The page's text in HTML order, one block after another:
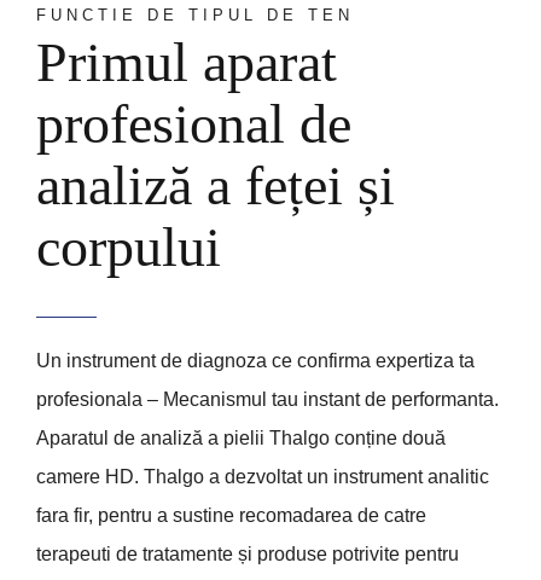
FUNCTIE DE TIPUL DE TEN
Primul aparat
profesional de
analiză a feței și
corpului
Un instrument de diagnoza ce confirma expertiza ta
profesionala – Mecanismul tau instant de performanta.
Aparatul de analiză a pielii Thalgo conține două
camere HD. Thalgo a dezvoltat un instrument analitic
fara fir, pentru a sustine recomadarea de catre
terapeuti de tratamente și produse potrivite pentru